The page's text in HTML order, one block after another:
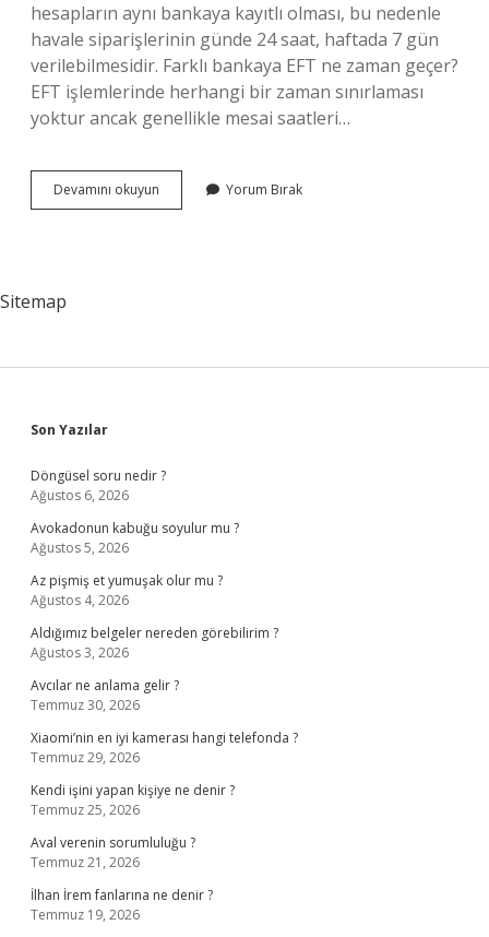
hesapların aynı bankaya kayıtlı olması, bu nedenle
havale siparişlerinin günde 24 saat, haftada 7 gün
verilebilmesidir. Farklı bankaya EFT ne zaman geçer?
EFT işlemlerinde herhangi bir zaman sınırlaması
yoktur ancak genellikle mesai saatleri…
Devamını okuyun
Bankalar
Yorum Bırak
Sitemap
Sidebar
Son Yazılar
Döngüsel soru nedir ?
Ağustos 6, 2026
Avokadonun kabuğu soyulur mu ?
Ağustos 5, 2026
Az pişmiş et yumuşak olur mu ?
Ağustos 4, 2026
Aldığımız belgeler nereden görebilirim ?
Ağustos 3, 2026
Avcılar ne anlama gelir ?
Temmuz 30, 2026
Xiaomi’nin en iyi kamerası hangi telefonda ?
Temmuz 29, 2026
Kendi işini yapan kişiye ne denir ?
Temmuz 25, 2026
Aval verenin sorumluluğu ?
Temmuz 21, 2026
İlhan İrem fanlarına ne denir ?
Temmuz 19, 2026